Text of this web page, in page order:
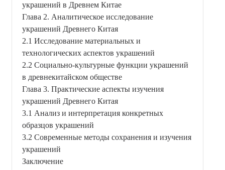
украшений в Древнем Китае
Глава 2. Аналитическое исследование
украшений Древнего Китая
2.1 Исследование материальных и
технологических аспектов украшений
2.2 Социально-культурные функции украшений
в древнекитайском обществе
Глава 3. Практические аспекты изучения
украшений Древнего Китая
3.1 Анализ и интерпретация конкретных
образцов украшений
3.2 Современные методы сохранения и изучения
украшений
Заключение